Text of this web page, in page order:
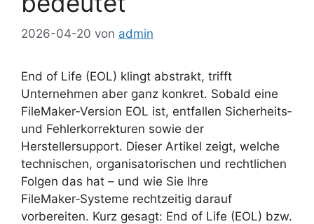
2026-04-20 von admin
End of Life (EOL) klingt abstrakt, trifft
Unternehmen aber ganz konkret. Sobald eine
FileMaker‑Version EOL ist, entfallen Sicherheits‑
und Fehlerkorrekturen sowie der
Herstellersupport. Dieser Artikel zeigt, welche
technischen, organisatorischen und rechtlichen
Folgen das hat – und wie Sie Ihre
FileMaker‑Systeme rechtzeitig darauf
vorbereiten. Kurz gesagt: End of Life (EOL) bzw.